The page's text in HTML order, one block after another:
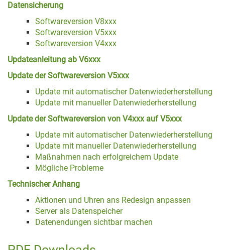
Datensicherung
Softwareversion V8xxx
Softwareversion V5xxx
Softwareversion V4xxx
Updateanleitung ab V6xxx
Update der Softwareversion V5xxx
Update mit automatischer Datenwiederherstellung
Update mit manueller Datenwiederherstellung
Update der Softwareversion von V4xxx auf V5xxx
Update mit automatischer Datenwiederherstellung
Update mit manueller Datenwiederherstellung
Maßnahmen nach erfolgreichem Update
Mögliche Probleme
Technischer Anhang
Aktionen und Uhren ans Redesign anpassen
Server als Datenspeicher
Datenendungen sichtbar machen